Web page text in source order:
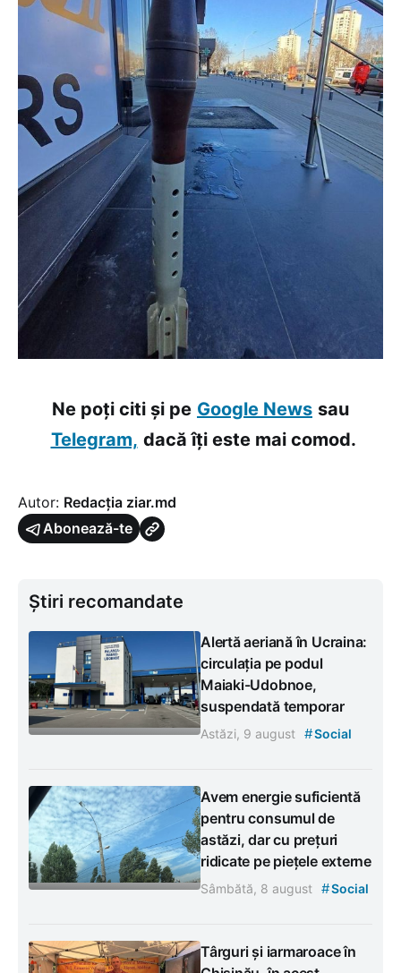
Ne poți citi și pe Google News sau
Telegram, dacă îți este mai comod.
Autor: Redacția ziar.md
Abonează-te
Știri recomandate
Alertă aeriană în Ucraina:
circulația pe podul
Maiaki-Udobnoe,
suspendată temporar
Astăzi, 9 august #Social
Avem energie suficientă
pentru consumul de
astăzi, dar cu prețuri
ridicate pe piețele externe
Sâmbătă, 8 august #Social
Târguri și iarmaroace în